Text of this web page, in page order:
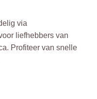
via
liefhebbers van
Profiteer van snelle